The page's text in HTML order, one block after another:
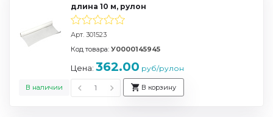
длина 10 м, рулон
Арт. 301523
В наличии
Код товара: У0000145945
Цена: 362.00 руб/рулон
В корзину